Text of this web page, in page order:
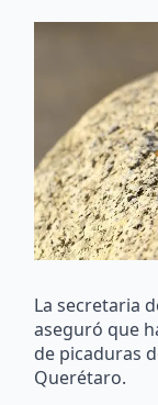
La secretaria
aseguró que
de picaduras
Querétaro.